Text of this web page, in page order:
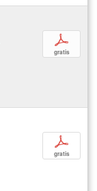
p
gratis
p
gratis